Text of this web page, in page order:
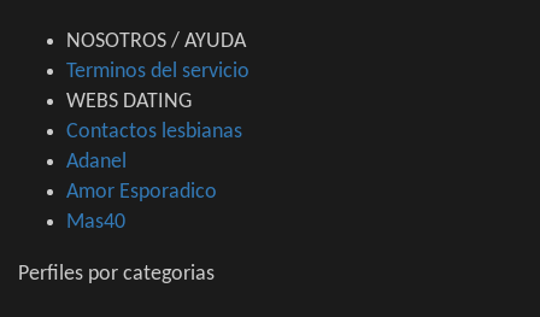
NOSOTROS / AYUDA
Terminos del servicio
WEBS DATING
Contactos lesbianas
Adanel
Amor Esporadico
Mas40
Perfiles por categorias